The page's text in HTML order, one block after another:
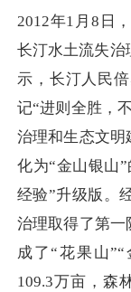
2012年1月8日
长汀水土流失治
示，长汀人民
记“进则全胜，
治理和生态文明
化为“金山银山
经验”升级版。
治理取得了第一
成了“花果山
109.3万亩，森